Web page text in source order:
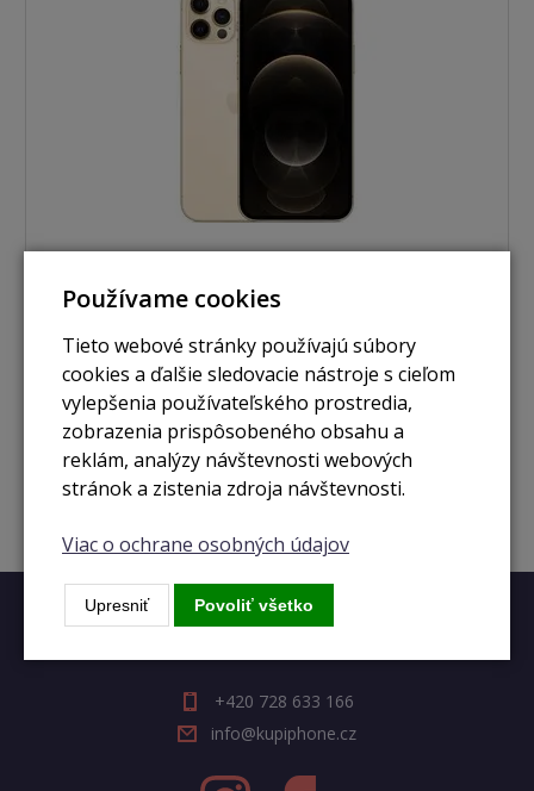
iPhone 12 Pro 128GB zlatá
Zobraziť
Rýchly kontakt
+420 728 633 166
info@kupiphone.cz
Používame cookies
Tieto webové stránky používajú súbory
cookies a ďalšie sledovacie nástroje s cieľom
vylepšenia používateľského prostredia,
zobrazenia prispôsobeného obsahu a
reklám, analýzy návštevnosti webových
stránok a zistenia zdroja návštevnosti.
Viac o ochrane osobných údajov
Upresniť Povoliť všetko